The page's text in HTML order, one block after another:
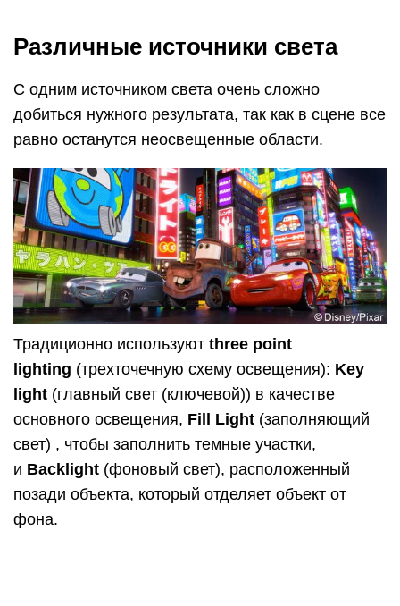
Традиционно используютthree point
lighting(трехточечную схему освещения):
light(главный свет (ключевой)) в качестве
основного освещения,Fill Light (заполняющий
иBacklight(фоновый свет), расположенный
позади объекта, который отделяет объект от
фона.